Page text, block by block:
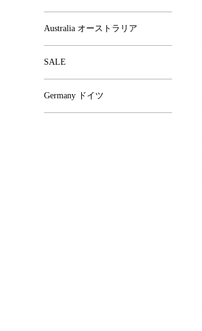
Australia オーストラリア
SALE
Germany ドイツ